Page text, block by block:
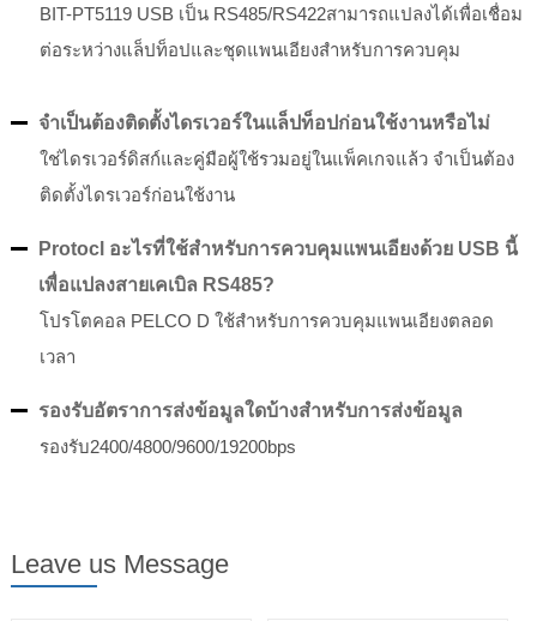
BIT-PT5119 USB เป็น RS485/RS422สามารถแปลงได้เพื่อเชื่อม
ต่อระหว่างแล็ปท็อปและชุดแพนเอียงสำหรับการควบคุม
จำเป็นต้องติดตั้งไดรเวอร์ในแล็ปท็อปก่อนใช้งานหรือไม่
ใช่ไดรเวอร์ดิสก์และคู่มือผู้ใช้รวมอยู่ในแพ็คเกจแล้ว จำเป็นต้อง
ติดตั้งไดรเวอร์ก่อนใช้งาน
Protocl อะไรที่ใช้สำหรับการควบคุมแพนเอียงด้วย USB นี้
เพื่อแปลงสายเคเบิล RS485?
โปรโตคอล PELCO D ใช้สำหรับการควบคุมแพนเอียงตลอด
เวลา
รองรับอัตราการส่งข้อมูลใดบ้างสำหรับการส่งข้อมูล
รองรับ2400/4800/9600/19200bps
Leave us Message